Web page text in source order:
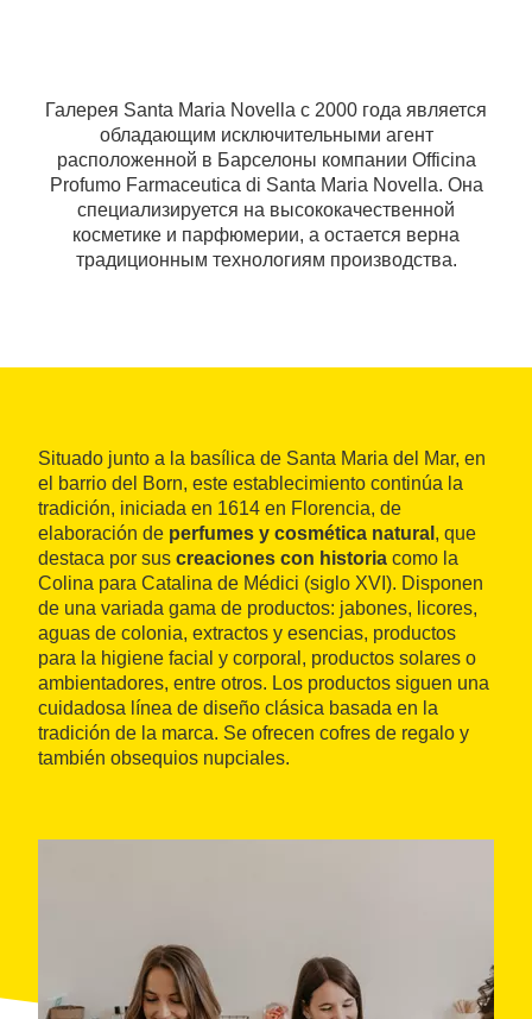
Галерея Santa Maria Novella с 2000 года является
обладающим исключительными агент
расположенной в Барселоны компании Officina
Profumo Farmaceutica di Santa Maria Novella. Она
специализируется на высококачественной
косметике и парфюмерии, а остается верна
традиционным технологиям производства.
Situado junto a la basílica de Santa Maria del Mar, en
el barrio del Born, este establecimiento continúa la
tradición, iniciada en 1614 en Florencia, de
elaboración de perfumes y cosmética natural , que
destaca por sus creaciones con historia como la
Colina para Catalina de Médici (siglo XVI). Disponen
de una variada gama de productos: jabones, licores,
aguas de colonia, extractos y esencias, productos
para la higiene facial y corporal, productos solares o
ambientadores, entre otros. Los productos siguen una
cuidadosa línea de diseño clásica basada en la
tradición de la marca. Se ofrecen cofres de regalo y
también obsequios nupciales.